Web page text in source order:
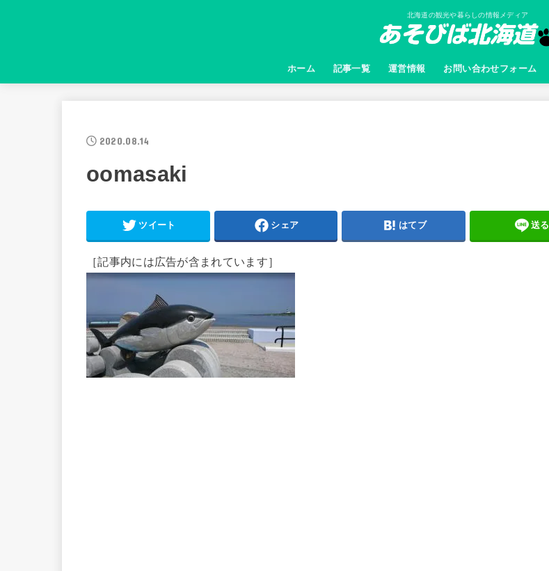
北海道の観光や暮らしの情報メディア
ホーム 記事一覧 運営情報 お問い合わせフォーム
2020.08.14
oomasaki
ツイート シェア はてブ 送る
［記事内には広告が含まれています］